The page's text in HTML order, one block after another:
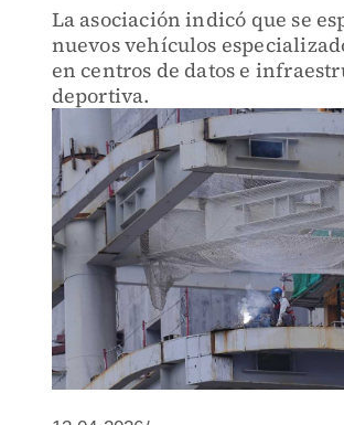
La asociación indicó que se
nuevos vehículos
en centros de datos e
deportiva.